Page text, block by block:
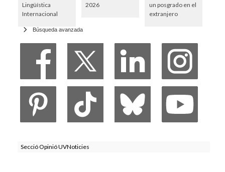
Lingüística
Internacional
2026
un posgrado en el
extranjero
Búsqueda avanzada
Secció Opinió UVNoticies